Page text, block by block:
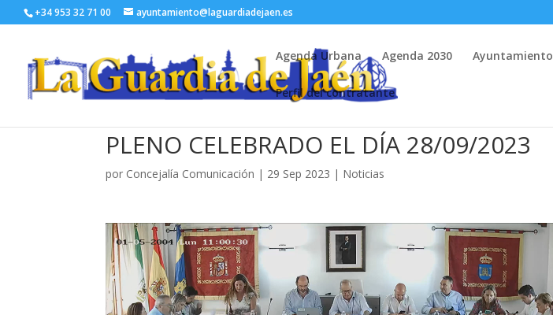
+34 953 32 71 00 ayuntamiento@laguardiadejaen.es
Agenda Urbana Agenda 2030 Ayuntamiento
Perfil del contratante
PLENO CELEBRADO EL DÍA 28/09/2023
por Concejalía Comunicación | 29 Sep 2023 | Noticias
Reproductor
de
vídeo